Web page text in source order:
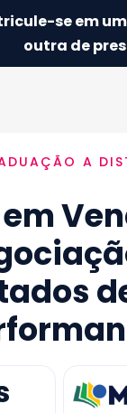
se em
outra de
MEC
A
em